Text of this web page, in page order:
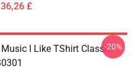
£
I Like TShirt Classic-20%